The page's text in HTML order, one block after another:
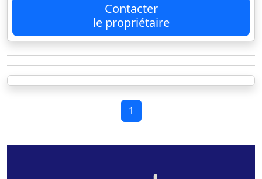
Contacter
le propriétaire
1